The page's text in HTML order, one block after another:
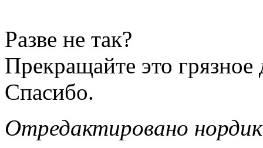
Разве не так?
Прекращайте это грязное
Спасибо.
Отредактировано